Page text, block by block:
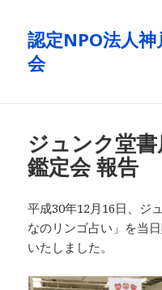
認定NPO法人
会
ジュンク堂
鑑定会 報告
平成30年12月16日、ジ
なのリンゴ占い」を当
いたしました。